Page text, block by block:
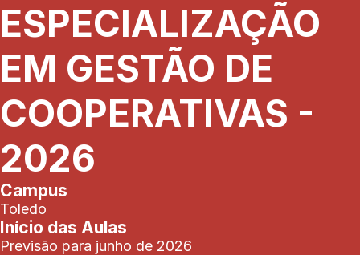
ESPECIALIZAÇÃO
EM GESTÃO DE
COOPERATIVAS -
2026
Campus
Toledo
Início das Aulas
Previsão para junho de 2026